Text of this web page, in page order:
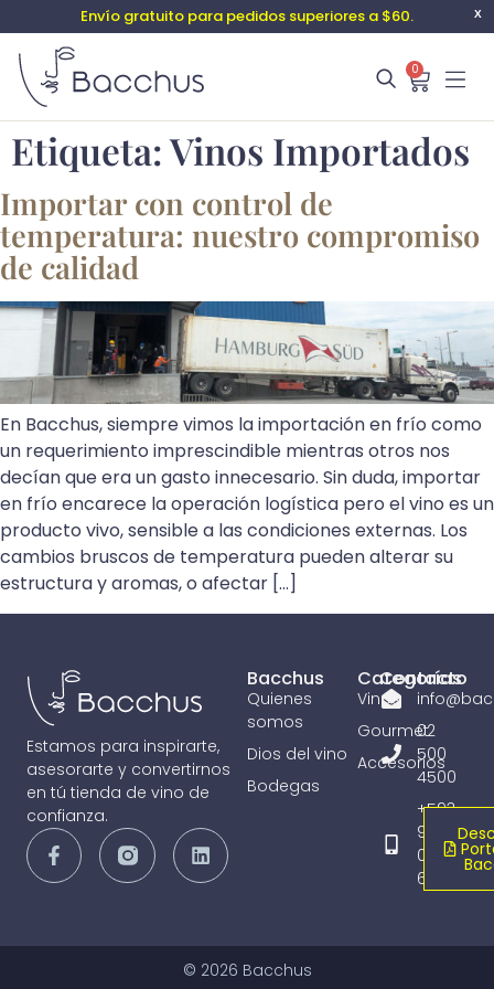
X
Envío gratuito para pedidos superiores a $60.
0
Etiqueta:Vinos Importados
Importar con control de
temperatura: nuestro compromiso
de calidad
En Bacchus, siempre vimos la importación en frío como
un requerimiento imprescindible mientras otros nos
decían que era un gasto innecesario. Sin duda, importar
en frío encarece la operación logística pero el vino es un
producto vivo, sensible a las condiciones externas. Los
cambios bruscos de temperatura pueden alterar su
estructura y aromas, o afectar […]
Estamos para inspirarte,
asesorarte y convertirnos
en tú tienda de vino de
confianza.
Bacchus
Quienes
somos
Dios del vino
Bodegas
Categorías
Vinos
Gourmet
Accesorios
Contacto
02
500
4500
+593
98
065
6836
© 2026 Bacchus